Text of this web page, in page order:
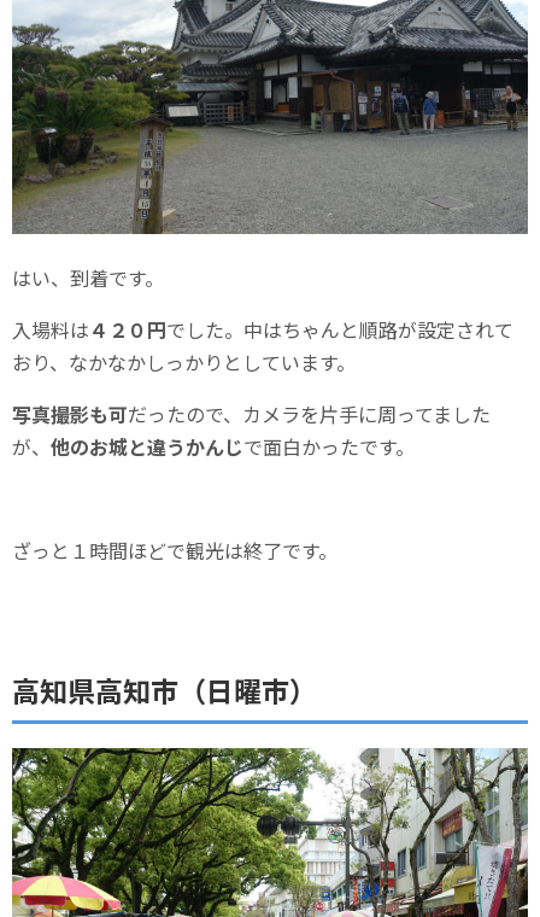
はい、到着です。
入場料は４２０円でした。中はちゃんと順路が設定されて
おり、なかなかしっかりとしています。
写真撮影も可だったので、カメラを片手に周ってました
が、 他のお城と違うかんじで面白かったです。
ざっと１時間ほどで観光は終了です。
高知県高知市（日曜市）